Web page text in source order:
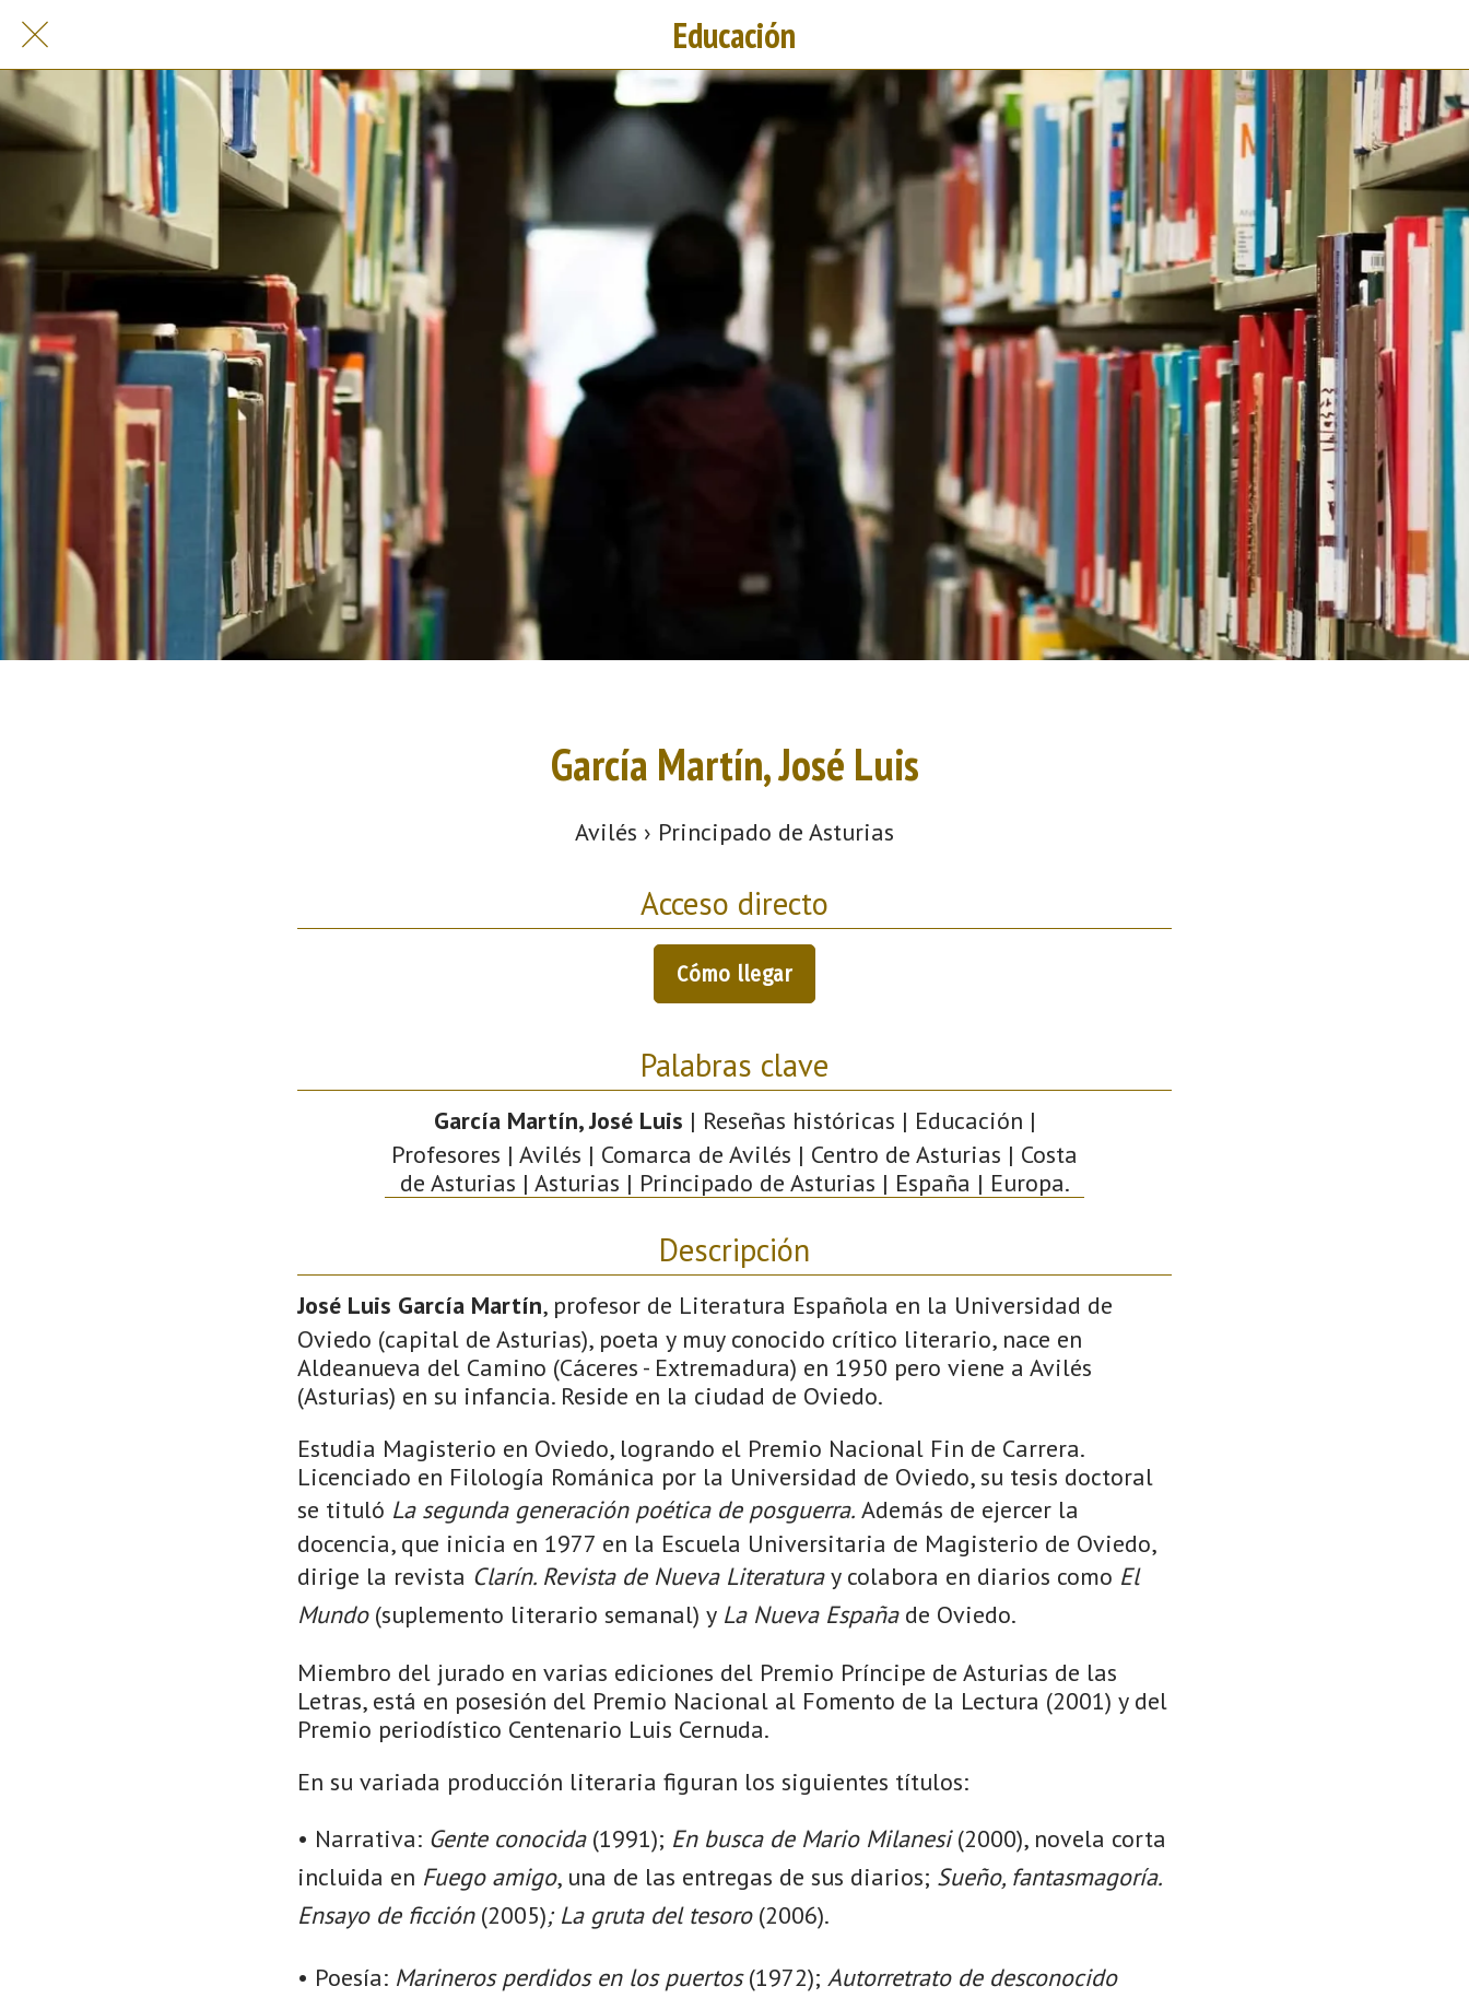
Educación
García Martín, José Luis
Avilés › Principado de Asturias
Acceso directo
Cómo llegar
Palabras clave
García Martín, José Luis | Reseñas históricas | Educación |
Profesores | Avilés | Comarca de Avilés | Centro de Asturias | Costa
de Asturias | Asturias | Principado de Asturias | España | Europa.
Descripción
José Luis García Martín, profesor de Literatura Española en la Universidad de
Oviedo (capital de Asturias), poeta y muy conocido crítico literario, nace en
Aldeanueva del Camino (Cáceres - Extremadura) en 1950 pero viene a Avilés
(Asturias) en su infancia. Reside en la ciudad de Oviedo.
Estudia Magisterio en Oviedo, logrando el Premio Nacional Fin de Carrera.
Licenciado en Filología Románica por la Universidad de Oviedo, su tesis doctoral
se tituló La segunda generación poética de posguerra. Además de ejercer la
docencia, que inicia en 1977 en la Escuela Universitaria de Magisterio de Oviedo,
dirige la revista Clarín. Revista de Nueva Literaturay colabora en diarios como El
Mundo(suplemento literario semanal) y La Nueva Españade Oviedo.
Miembro del jurado en varias ediciones del Premio Príncipe de Asturias de las
Letras, está en posesión del Premio Nacional al Fomento de la Lectura (2001) y del
Premio periodístico Centenario Luis Cernuda.
En su variada producción literaria figuran los siguientes títulos:
• Narrativa: Gente conocida(1991); En busca de Mario Milanesi(2000), novela corta
incluida en Fuego amigo, una de las entregas de sus diarios; Sueño, fantasmagoría.
Ensayo de ficción(2005); La gruta del tesoro(2006).
• Poesía: Marineros perdidos en los puertos(1972); Autorretrato de desconocido